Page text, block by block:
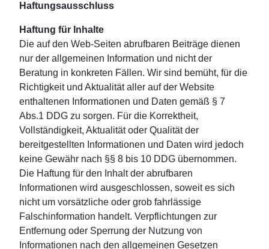
Haftungsausschluss
Haftung für Inhalte
Die auf den Web-Seiten abrufbaren Beiträge dienen
nur der allgemeinen Information und nicht der
Beratung in konkreten Fällen. Wir sind bemüht, für die
Richtigkeit und Aktualität aller auf der Website
enthaltenen Informationen und Daten gemäß § 7
Abs.1 DDG zu sorgen. Für die Korrektheit,
Vollständigkeit, Aktualität oder Qualität der
bereitgestellten Informationen und Daten wird jedoch
keine Gewähr nach §§ 8 bis 10 DDG übernommen.
Die Haftung für den Inhalt der abrufbaren
Informationen wird ausgeschlossen, soweit es sich
nicht um vorsätzliche oder grob fahrlässige
Falschinformation handelt. Verpflichtungen zur
Entfernung oder Sperrung der Nutzung von
Informationen nach den allgemeinen Gesetzen